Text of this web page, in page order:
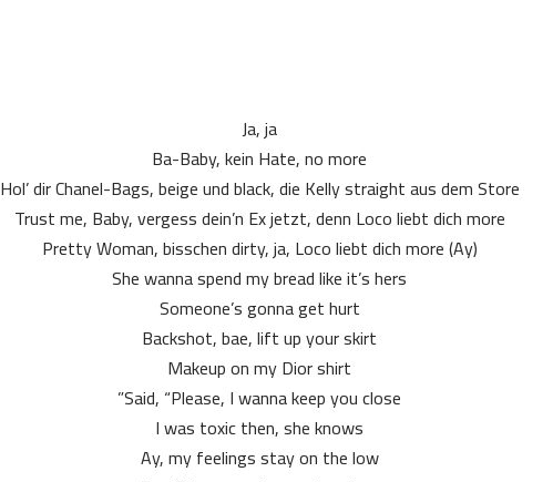
Ja, ja
Ba-Baby, kein Hate, no more
Hol’ dir Chanel-Bags, beige und black, die Kelly straight aus dem Store
Trust me, Baby, vergess dein’n Ex jetzt, denn Loco liebt dich more
Pretty Woman, bisschen dirty, ja, Loco liebt dich more (Ay)
She wanna spend my bread like it’s hers
Someone’s gonna get hurt
Backshot, bae, lift up your skirt
Makeup on my Dior shirt
Said, “Please, I wanna keep you close”
I was toxic then, she knows
Ay, my feelings stay on the low